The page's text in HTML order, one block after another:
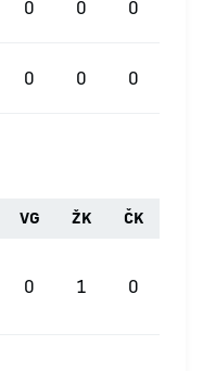
0 0 0
0 0 0
VG ŽK ČK
0 1 0